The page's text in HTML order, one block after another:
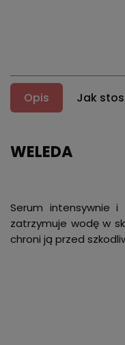
Opis Jak
WELEDA
Serum intensywnie i
zatrzymuje wodę w
chroni ją przed